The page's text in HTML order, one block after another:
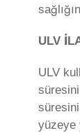
ULV
ULV
yüzeye